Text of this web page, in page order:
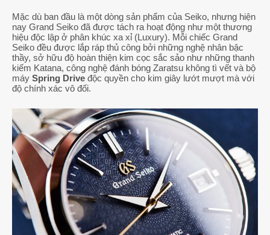
Mặc dù ban đầu là một dòng sản phẩm của Seiko, nhưng hiện
nay Grand Seiko đã được tách ra hoạt động như một thương
hiệu độc lập ở phân khúc xa xỉ (Luxury). Mỗi chiếc Grand
Seiko đều được lắp ráp thủ công bởi những nghệ nhân bậc
thầy, sở hữu độ hoàn thiện kim cọc sắc sảo như những thanh
kiếm Katana, công nghệ đánh bóng Zaratsu không tì vết và bộ
máy Spring Drive độc quyền cho kim giây lướt mượt mà với
độ chính xác vô đối.